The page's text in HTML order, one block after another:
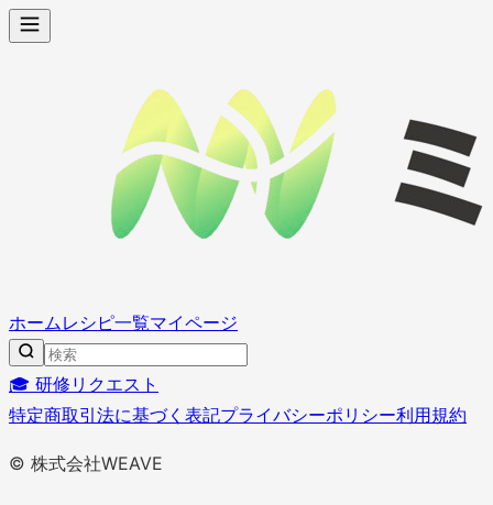
ホームレシピ一覧マイページ
🎓 研修リクエスト
特定商取引法に基づく表記プライバシーポリシー利用規約
© 株式会社WEAVE